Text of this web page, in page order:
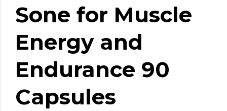
Sone for Muscle
Energy and
Endurance 90
Capsules